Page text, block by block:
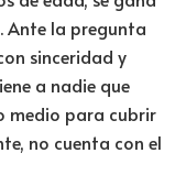
Ante la pregunta
sinceridad y
a nadie que
medio para cubrir
no cuenta con el